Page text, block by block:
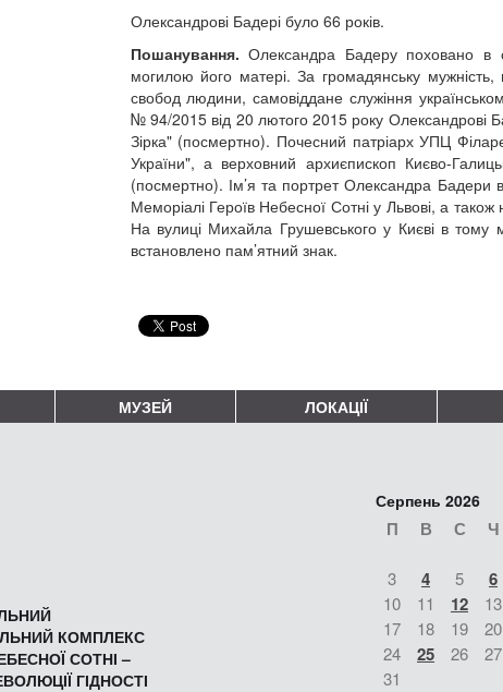
Олександрові Бадері було 66 років.
Пошанування.Олександра Бадеру поховано в
могилою його матері. За громадянську мужність,
свобод людини, самовіддане служіння
№ 94/2015 від 20 лютого 2015 року Олександрові
Зірка" (посмертно). Почесний патріарх УПЦ
України", а верховний архиєпископ Києво-
(посмертно). Ім’я та портрет Олександра Бадери
Меморіалі Героїв Небесної Сотні у Львові, а
На вулиці Михайла Грушевського у Києві в тому
встановлено пам’ятний знак.
МУЗЕЙ ЛОКАЦІЇ
КОМПЛЕКС
СОТНІ –
ГІДНОСТІ
Серпень 2026
П В С Ч
3 4 5 6
10
11 12 13
17
18 19 20
24
25 26 27
31